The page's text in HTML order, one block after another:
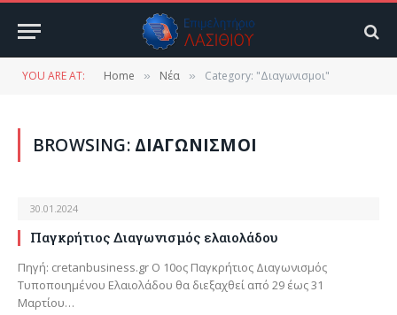
YOU ARE AT: Home » Νέα » Category: "Διαγωνισμοι"
BROWSING: ΔΙΑΓΩΝΙΣΜΟΙ
30.01.2024
Παγκρήτιος Διαγωνισμός ελαιολάδου
Πηγή: cretanbusiness.gr Ο 10ος Παγκρήτιος Διαγωνισμός
Τυποποιημένου Ελαιολάδου θα διεξαχθεί από 29 έως 31
Μαρτίου…